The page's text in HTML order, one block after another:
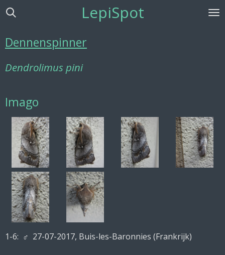
Ga
de
LepiSpot
Dennenspinner
Dendrolimus pini
Imago
1-6: ♂ 27-07-2017, Buis-les-Baronnies (Frankrijk)